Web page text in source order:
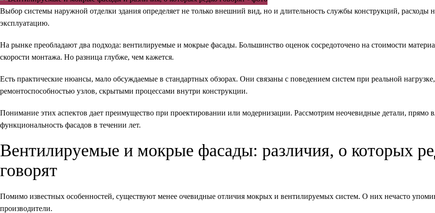
Выбор системы наружной отделки здания определяет не только внешний вид, но и длительность службы конструкций, расходы
эксплуатацию.
На рынке преобладают два подхода: вентилируемые и мокрые фасады. Большинство оценок сосредоточено на стоимости
скорости монтажа. Но разница глубже, чем кажется.
Есть практические нюансы, мало обсуждаемые в стандартных обзорах. Они связаны с поведением систем при реальной нагрузке,
ремонтоспособностью узлов, скрытыми процессами внутри конструкции.
Понимание этих аспектов дает преимущество при проектировании или модернизации. Рассмотрим неочевидные детали, прямо
функциональность фасадов в течении лет.
Вентилируемые и мокрые фасады: различия, о которых
говорят
Помимо известных особенностей, существуют менее очевидные отличия мокрых и вентилируемых систем. О них нечасто
производители.